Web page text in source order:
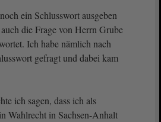
ein Schlusswort ausgeben
die Frage von Herrn Grube
Ich habe nämlich nach
gefragt und dabei kam
ich sagen, dass ich als
Wahlrecht in Sachsen-Anhalt